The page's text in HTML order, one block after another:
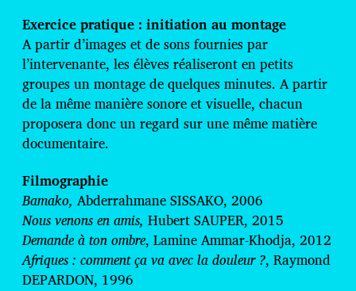
Exercice pratique : initiation au montage
A partir d’images et de sons fournies par
l’intervenante, les élèves réaliseront en petits
groupes un montage de quelques minutes. A partir
de la même manière sonore et visuelle, chacun
proposera donc un regard sur une même matière
documentaire.
Filmographie
Bamako, Abderrahmane SISSAKO, 2006
Nous venons en amis, Hubert SAUPER, 2015
Demande à ton ombre, Lamine Ammar-Khodja, 2012
Afriques : comment ça va avec la douleur ?, Raymond
DEPARDON, 1996